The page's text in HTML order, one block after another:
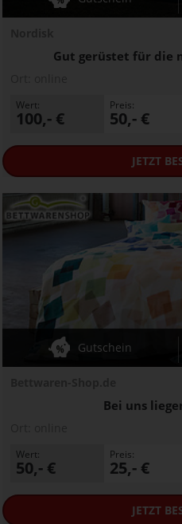
Gut gerüstet für die
Wert:
100,- €
Preis:
50,- €
JETZT
Bei uns
Gutschein
Wert:
50,- €
Preis:
25,- €
JETZT